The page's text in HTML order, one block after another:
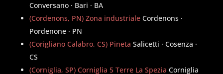
Conversano · Bari · BA
(Cordenons, PN) Zona industriale Cordenons ·
Pordenone · PN
(Corigliano Calabro, CS) Pineta Salicetti · Cosenza ·
CS
(Corniglia, SP) Corniglia 5 Terre La Spezia Corniglia